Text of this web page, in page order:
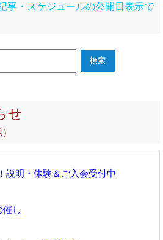
事・スケジュールの公開日表示で
せ
説明・体験＆ご入会受付中
催し